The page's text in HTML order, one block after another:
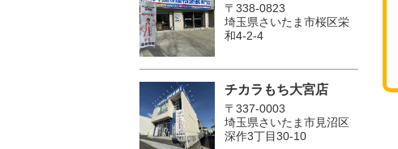
〒338-0823
埼玉県さいたま市桜区栄
和4-2-4
チカラもち大宮店
〒337-0003
埼玉県さいたま市見沼区
深作3丁目30-10